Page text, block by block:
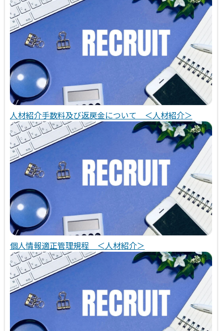
人材紹介手数料及び返戻金について ＜人材紹介＞
個人情報適正管理規程 ＜人材紹介＞